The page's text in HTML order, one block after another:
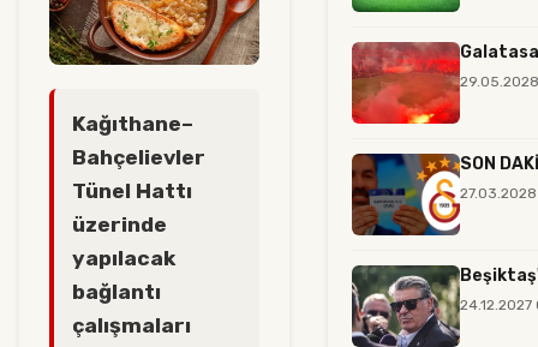
Kağıthane–
Bahçelievler
Tünel Hattı
üzerinde
yapılacak
bağlantı
çalışmaları
SON